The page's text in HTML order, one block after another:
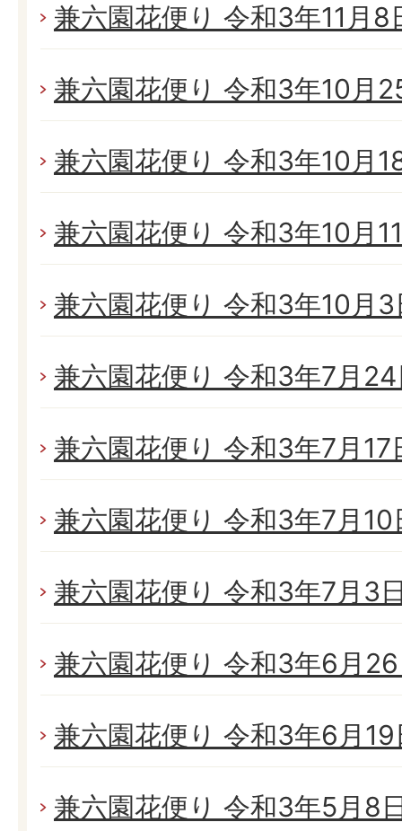
兼六園花便り 令和3年11月8
兼六園花便り 令和3年10月
兼六園花便り 令和3年10月
兼六園花便り 令和3年10月
兼六園花便り 令和3年10月
兼六園花便り 令和3年7月
兼六園花便り 令和3年7月
兼六園花便り 令和3年7月
兼六園花便り 令和3年7月3
兼六園花便り 令和3年6月
兼六園花便り 令和3年6月
兼六園花便り 令和3年5月8